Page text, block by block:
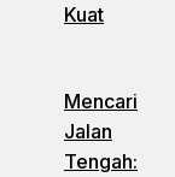
Kuat
Mencari
Jalan
Tengah: